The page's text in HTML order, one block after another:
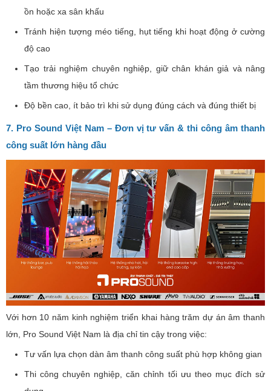
ồn hoặc xa sân khấu
Tránh hiện tượng méo tiếng, hụt tiếng khi hoạt động ở cường
độ cao
Tạo trải nghiệm chuyên nghiệp, giữ chân khán giả và nâng
tầm thương hiệu tổ chức
Độ bền cao, ít bảo trì khi sử dụng đúng cách và đúng thiết bị
7. Pro Sound Việt Nam – Đơn vị tư vấn & thi công âm thanh
công suất lớn hàng đầu
Với hơn 10 năm kinh nghiệm triển khai hàng trăm dự án âm thanh
lớn, Pro Sound Việt Nam là địa chỉ tin cậy trong việc:
Tư vấn lựa chọn dàn âm thanh công suất phù hợp không gian
Thi công chuyên nghiệp, căn chỉnh tối ưu theo mục đích sử